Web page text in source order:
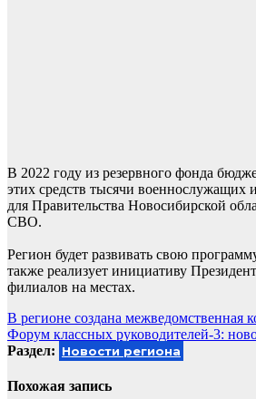
В 2022 году из резервного фонда
этих средств тысячи
для Правительства Новосибирской
СВО.
Регион будет развивать свою
также реализует инициативу
филиалов на местах.
Навигация
по
В регионе создана межведомственная
Форум классных руководителей-3:
Раздел: Новости региона
Похожая запись